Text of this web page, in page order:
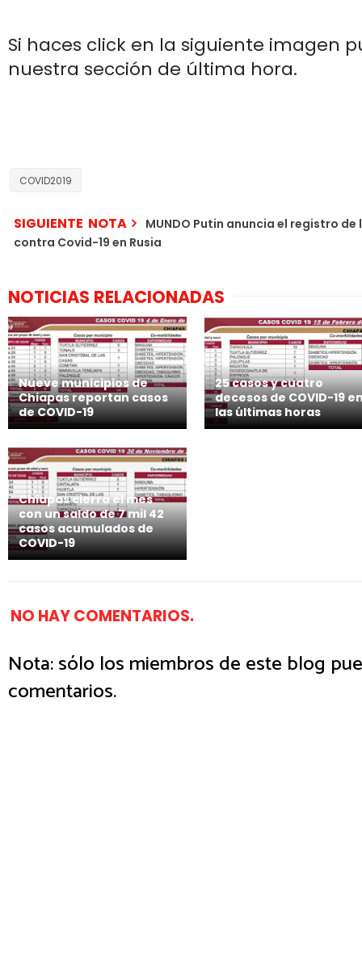
Si haces click en la siguiente imagen
nuestra sección de última hora.
COVID2019
SIGUIENTE NOTA
MUNDO Putin anuncia el registro
contra Covid-19 en Rusia
NOTICIAS RELACIONADAS
Nueve municipios de
Chiapas reportan casos
de COVID-19
25 casos y cuatro
decesos de COVID-19
las últimas horas
Chiapas cierra el mes
con un saldo de 7 mil 42
casos acumulados de
COVID-19
NO HAY COMENTARIOS.
Nota: sólo los miembros de este blog
comentarios.